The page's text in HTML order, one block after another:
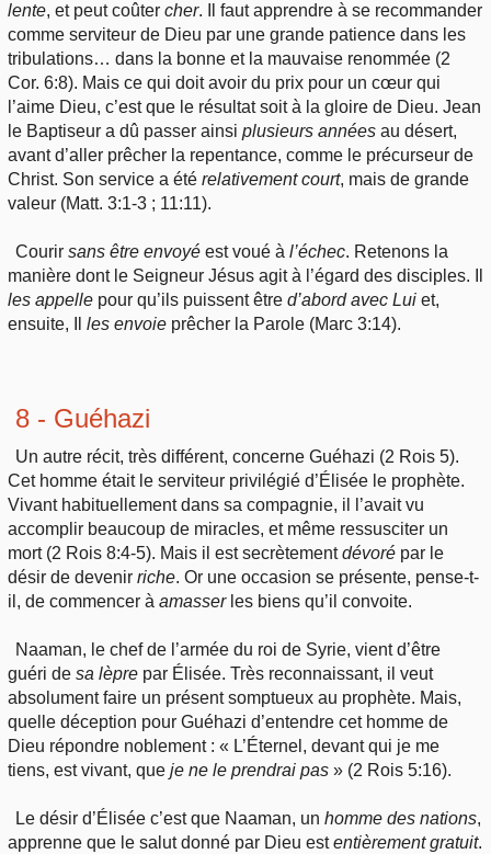
lente, et peut coûter cher. Il faut apprendre à se recommander
comme serviteur de Dieu par une grande patience dans les
tribulations… dans la bonne et la mauvaise renommée (2
Cor. 6:8). Mais ce qui doit avoir du prix pour un cœur qui
l’aime Dieu, c’est que le résultat soit à la gloire de Dieu. Jean
le Baptiseur a dû passer ainsi plusieurs années au désert,
avant d’aller prêcher la repentance, comme le précurseur de
Christ. Son service a été relativementcourt, mais de grande
valeur (Matt. 3:1-3 ; 11:11).
Courirsans être envoyé est voué àl’échec. Retenons la
manière dont le Seigneur Jésus agit à l’égard des disciples. Il
les appelle pour qu’ils puissent être d’abordavec Lui et,
ensuite, Il les envoie prêcher la Parole (Marc 3:14).
8 - Guéhazi
Un autre récit, très différent, concerne Guéhazi (2 Rois 5).
Cet homme était le serviteur privilégié d’Élisée le prophète.
Vivant habituellement dans sa compagnie, il l’avait vu
accomplir beaucoup de miracles, et même ressusciter un
mort (2 Rois 8:4-5). Mais il est secrètementdévoré par le
désir de devenir riche. Or une occasion se présente, pense-t-
il, de commencer à amasserles biens qu’il convoite.
Naaman, le chef de l’armée du roi de Syrie, vient d’être
guéri de sa lèpre par Élisée. Très reconnaissant, il veut
absolument faire un présent somptueux au prophète. Mais,
quelle déception pour Guéhazi d’entendre cet homme de
Dieu répondre noblement : « L’Éternel, devant qui je me
tiens, est vivant, que je ne le prendrai pas » (2 Rois 5:16).
Le désir d’Élisée c’est que Naaman, un homme des nations,
apprenne que le salut donné par Dieu estentièrementgratuit.